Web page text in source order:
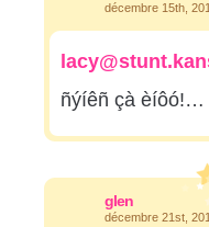
décembre 15th,
ñýíêñ çà èíôó!…
glen
décembre 21st,